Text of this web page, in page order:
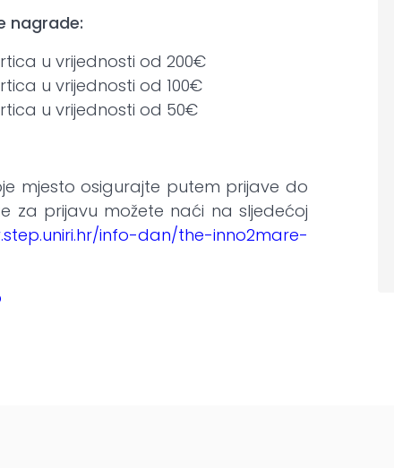
nagrade:
u vrijednosti od 200€
u vrijednosti od 100€
u vrijednosti od 50€
mjesto osigurajte putem prijave do
za prijavu možete naći na sljedećoj
info-dan/the-inno2mare-